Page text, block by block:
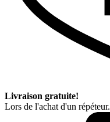
Livraison gratuite!
Lors de l'achat d'un répéteur.